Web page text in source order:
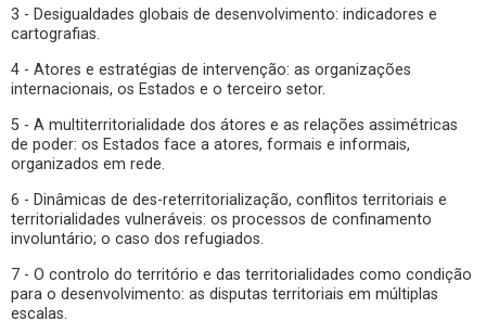
3 - Desigualdades globais de desenvolvimento: indicadores e
cartografias.
4 - Atores e estratégias de intervenção: as organizações
internacionais, os Estados e o terceiro setor.
5 - A multiterritorialidade dos átores e as relações assimétricas
de poder: os Estados face a atores, formais e informais,
organizados em rede.
6 - Dinâmicas de des-reterritorialização, conflitos territoriais e
territorialidades vulneráveis: os processos de confinamento
involuntário; o caso dos refugiados.
7 - O controlo do território e das territorialidades como condição
para o desenvolvimento: as disputas territoriais em múltiplas
escalas.